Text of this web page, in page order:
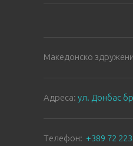
Македонско
Aдреса: ул. Донбас
Tелефон: +389 72